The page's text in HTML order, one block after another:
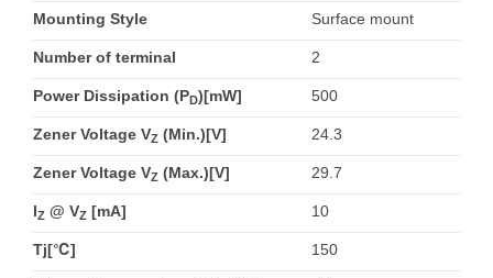
Mounting Style Surface mount
Number of terminal 2
Power Dissipation (PD)[mW] 500
Zener Voltage VZ (Min.)[V] 24.3
Zener Voltage VZ (Max.)[V] 29.7
IZ @ VZ [mA] 10
Tj[℃] 150